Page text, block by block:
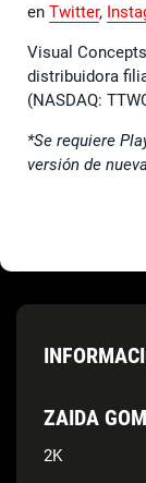
en Twitter,
Visual
distribuidora
(NASDAQ:
*Se requiere
versión de
ZAIDA
2K